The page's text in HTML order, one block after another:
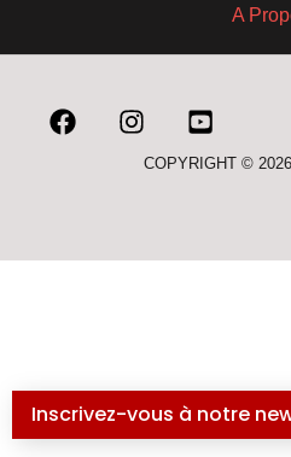
A
COPYRIGHT ©
Inscrivez-vous à notre